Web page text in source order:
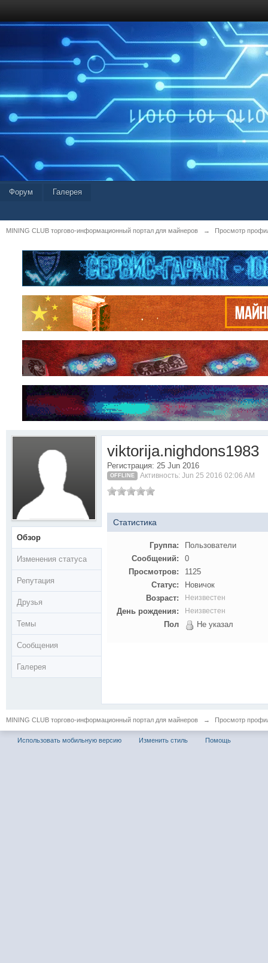
Форум Галерея
MINING CLUB торгово-информационный портал для майнеров → Просмотр
Обзор
Изменения статуса
Репутация
Друзья
Темы
Сообщения
Галерея
viktorija.nighdons1983
Регистрация: 25 Jun 2016
OFFLINE Активность: Jun 25 2016 02:06 AM
Статистика
Группа:
Пользователи
Сообщений:
0
Просмотров:
1125
Статус:
Новичок
Возраст:
Неизвестен
День рождения: Неизвестен
Пол Не указал
MINING CLUB торгово-информационный портал для майнеров → Просмотр
Использовать мобильную версию Изменить стиль Помощь